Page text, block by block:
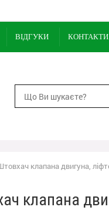
ВІДГУКИ КОНТАКТИ
клапана двигуна,
клапана